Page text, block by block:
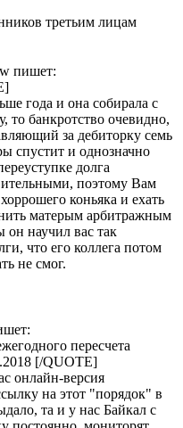
третьим лицам
пишет:
года и она собирала с
то банкротство очевидно,
за дебиторку семь
спустит и однозначно
долга
поэтому Вам
коньяка и ехать
матерым арбитражным
научил вас так
что его коллега потом
не смог.
пересчета
[/QUOTE]
онлайн-версия
на этот "порядок" в
та и у нас Байкал с